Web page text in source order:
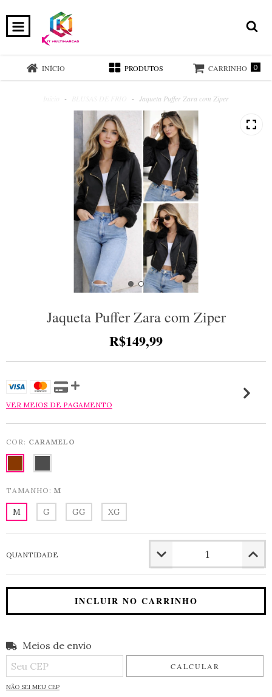
INÍCIO PRODUTOS CARRINHO 0
- - Jaqueta Puffer Zara com Ziper
Jaqueta Puffer Zara com Ziper
R$149,99
VER MEIOS DE PAGAMENTO
COR: CARAMELO
TAMANHO: M
M G GG XG
QUANTIDADE
Entregas para o CEP:
Meios de envio
CALCULAR
NÃO SEI MEU CEP